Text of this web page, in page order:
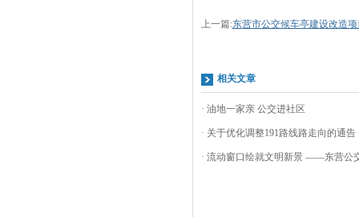
上一篇:东营市公交候车亭建设改造
相关文章
· 油地一家亲 公交进社区
· 关于优化调整191路线路走向的通告
· 流动窗口绘就文明新景 ——东营公